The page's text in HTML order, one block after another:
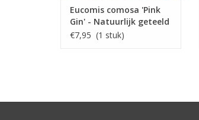
Eucomis comosa 'Pink
Gin' - Natuurlijk geteeld
€7,95 (1 stuk)